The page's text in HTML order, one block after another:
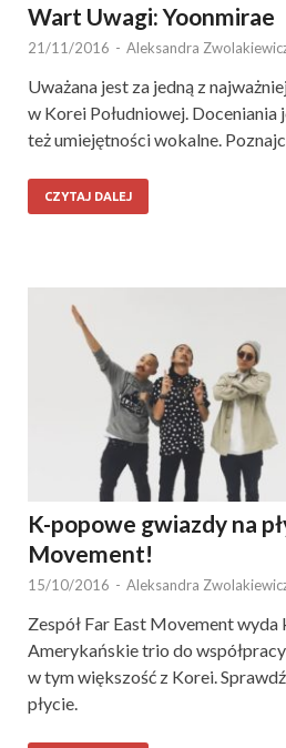
Wart Uwagi: Yoonmirae
21/11/2016 - Aleksandra
Uważana jest za jedną z
w Korei Południowej. Doceniania
też umiejętności wokalne.
CZYTAJ DALEJ
K-popowe gwiazdy na
Movement!
15/10/2016 - Aleksandra
Zespół Far East Movement wyda
Amerykańskie trio do
w tym większość z Korei.
płycie.